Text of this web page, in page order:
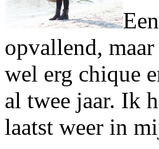
opvallend,
wel erg chique
al twee jaar. Ik
laatst weer in